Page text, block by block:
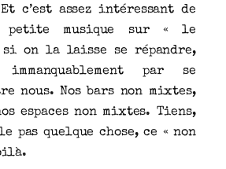
c’est assez intéressant de
musique sur « le
si on la laisse se répandre,
par se
nous. Nos bars non mixtes,
espaces non mixtes. Tiens,
pas quelque chose, ce « non